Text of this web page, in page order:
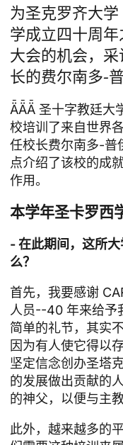
为圣克罗齐大
学成立四十周
大会的机会，
长的费尔南多-
ǞǞǞ 圣十字教廷大
校培训了来自世界
任校长费尔南多-
点介绍了该校的成
作用。
本学年圣卡罗西
- 在此期间，这所
么？
首先，我要感谢
人员--40 年来给予
简单的礼节，其实
因为有人使它得以
坚定信念创办圣塔
的发展做出贡献的
的神父，以便与主
此外，越来越多的